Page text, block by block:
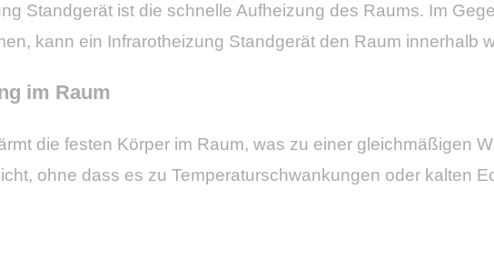
Standgerät ist die schnelle Aufheizung des Raums. Im
kann ein Infrarotheizung Standgerät den Raum innerhalb
im Raum
die festen Körper im Raum, was zu einer gleichmäßigen
ohne dass es zu Temperaturschwankungen oder kalten